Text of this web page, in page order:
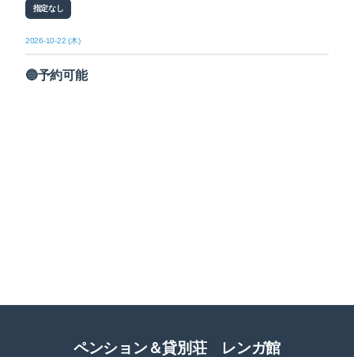
指定なし
2026-10-22 (木)
🔵予約可能
ペンション＆貸別荘 レンガ館